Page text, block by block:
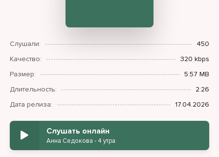
Слушали:
450
Качество:
320 kbps
Размер:
5.57 MB
Длительность:
2:26
Дата релиза:
17.04.2026
Слушать онлайн
Анна Седокова - 4 утра